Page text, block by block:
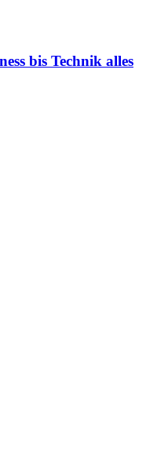
bis Technik alles